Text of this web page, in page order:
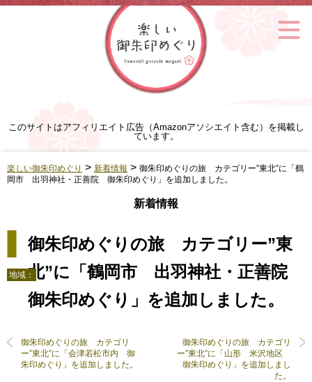
このサイトはアフィリエイト広告（Amazonアソシエイト含む）を掲載し
ています。
楽しい御朱印めぐり > 新着情報 > 御朱印めぐりの旅 カテゴリー”東北”に「鶴
岡市 出羽神社・正善院 御朱印めぐり」を追加しました。
新着情報
御朱印めぐりの旅 カテゴリー”東
北”に「鶴岡市 出羽神社・正善院
御朱印めぐり」を追加しました。
地域：
御朱印めぐりの旅 カテゴリ
ー”東北”に「会津若松市内 御
朱印めぐり」を追加しました。
御朱印めぐりの旅 カテゴリ
ー”東北”に「山形 米沢地区
御朱印めぐり」を追加しまし
た。